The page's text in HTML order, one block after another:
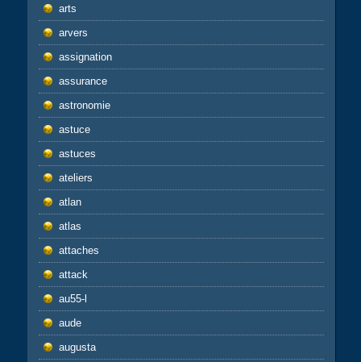
arts
arvers
assignation
assurance
astronomie
astuce
astuces
ateliers
atlan
atlas
attaches
attack
au55-l
aude
augusta